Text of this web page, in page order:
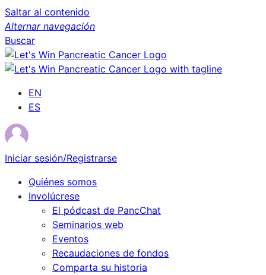
Saltar al contenido
Alternar navegación
Buscar
EN
ES
Iniciar sesión/Registrarse
Quiénes somos
Involúcrese
El pódcast de PancChat
Seminarios web
Eventos
Recaudaciones de fondos
Comparta su historia